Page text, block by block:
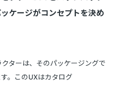
ケージがコンセプトを決め
ターは、そのパッケージングで
。このUXはカタログ